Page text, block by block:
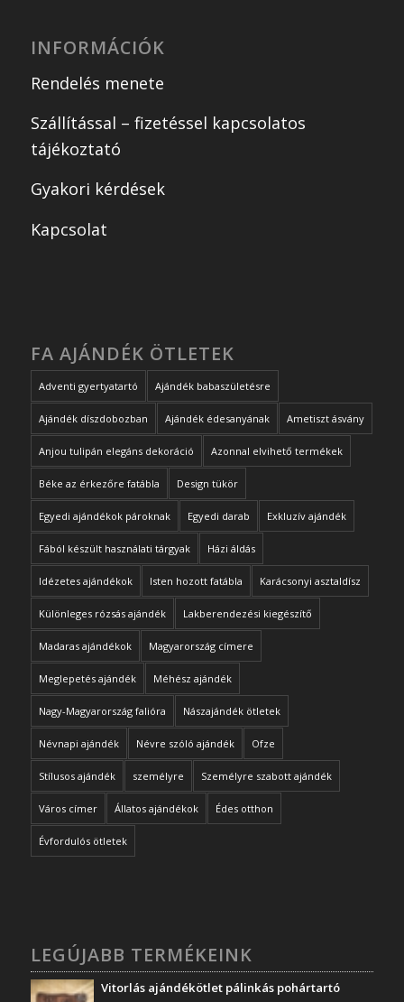
INFORMÁCIÓK
Rendelés menete
Szállítással – fizetéssel kapcsolatos
tájékoztató
Gyakori kérdések
Kapcsolat
FA AJÁNDÉK ÖTLETEK
Adventi gyertyatartó Ajándék babaszületésre
Ajándék díszdobozban Ajándék édesanyának Ametiszt ásvány
Anjou tulipán elegáns dekoráció Azonnal elvihető termékek
Béke az érkezőre fatábla Design tükör
Egyedi ajándékok pároknak Egyedi darab Exkluzív ajándék
Fából készült használati tárgyak Házi áldás
Idézetes ajándékok Isten hozott fatábla Karácsonyi asztaldísz
Különleges rózsás ajándék Lakberendezési kiegészítő
Madaras ajándékok Magyarország címere
Meglepetés ajándék Méhész ajándék
Nagy-Magyarország falióra Nászajándék ötletek
Névnapi ajándék Névre szóló ajándék Ofze
Stílusos ajándék személyre Személyre szabott ajándék
Város címer Állatos ajándékok Édes otthon
Évfordulós ötletek
LEGÚJABB TERMÉKEINK
Vitorlás ajándékötlet pálinkás pohártartó